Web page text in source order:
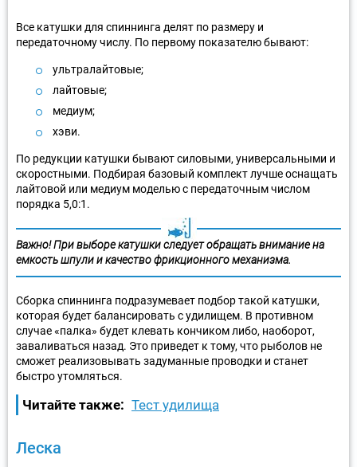
Все катушки для спиннинга делят по размеру и
передаточному числу. По первому показателю бывают:
ультралайтовые;
лайтовые;
медиум;
хэви.
По редукции катушки бывают силовыми, универсальными и
скоростными. Подбирая базовый комплект лучше оснащать
лайтовой или медиум моделью с передаточным числом
порядка 5,0:1.
Важно! При выборе катушки следует обращать внимание на
емкость шпули и качество фрикционного механизма.
Сборка спиннинга подразумевает подбор такой катушки,
которая будет балансировать с удилищем. В противном
случае «палка» будет клевать кончиком либо, наоборот,
заваливаться назад. Это приведет к тому, что рыболов не
сможет реализовывать задуманные проводки и станет
быстро утомляться.
Читайте также: Тест удилища
Леска